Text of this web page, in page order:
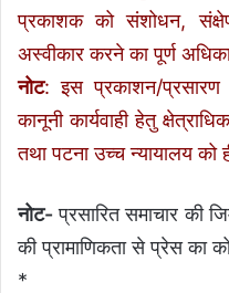
प्रकाशक को संशोधन,
अस्वीकार करने का पूर्ण
नोट: इस प्रकाशन/प्रसारण
कानूनी कार्यवाही हेतु
तथा पटना उच्च न्यायालय को
नोट-प्रसारित समाचार की
की प्रामाणिकता से प्रेस का
*